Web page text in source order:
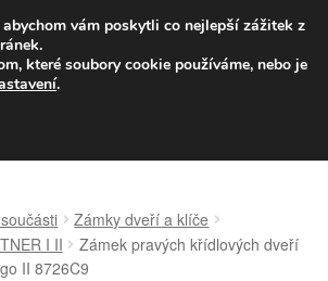
od 139,-Kč
pá 9-16 704 494 494
Zámky dveří a klíče
I II
Zámek pravých křídlových dveří
II 8726C9
abychom vám poskytli co nejlepší zážitek z
které soubory cookie používáme, nebo je
.